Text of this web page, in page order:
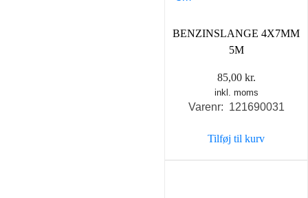
BENZINSLANGE 4X7MM
5M
85,00 kr.
inkl. moms
Varenr: 121690031
Tilføj til kurv